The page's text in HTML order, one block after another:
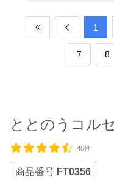
​1
​7 ​8
ととのうコル
45件
商品番号 FT0356